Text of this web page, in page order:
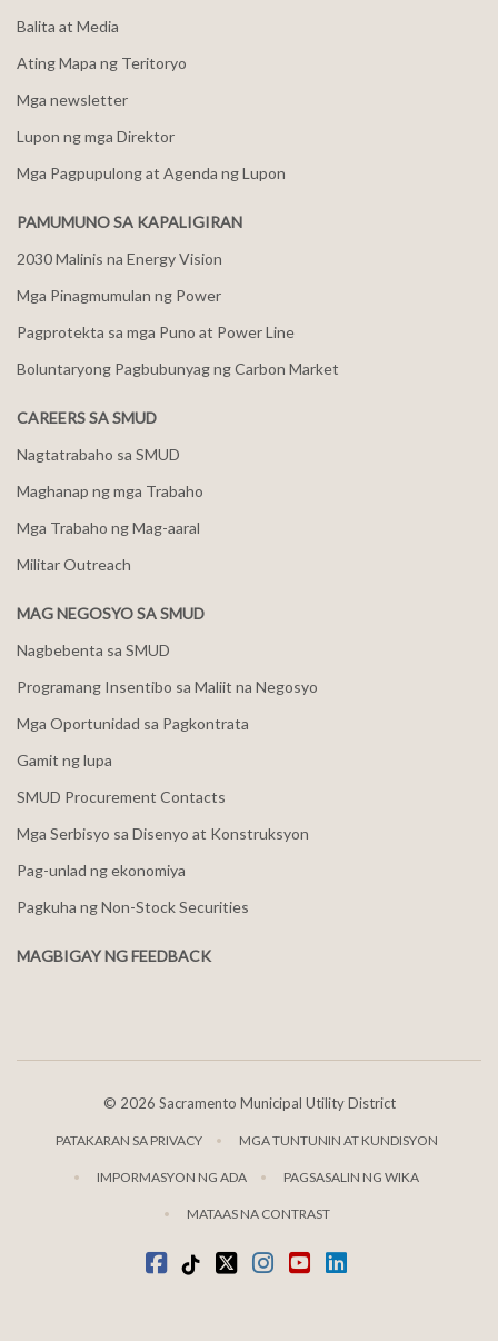
Balita at Media
Ating Mapa ng Teritoryo
Mga newsletter
Lupon ng mga Direktor
Mga Pagpupulong at Agenda ng Lupon
PAMUMUNO SA KAPALIGIRAN
2030 Malinis na Energy Vision
Mga Pinagmumulan ng Power
Pagprotekta sa mga Puno at Power Line
Boluntaryong Pagbubunyag ng Carbon Market
CAREERS SA SMUD
Nagtatrabaho sa SMUD
Maghanap ng mga Trabaho
Mga Trabaho ng Mag-aaral
Militar Outreach
MAG NEGOSYO SA SMUD
Nagbebenta sa SMUD
Programang Insentibo sa Maliit na Negosyo
Mga Oportunidad sa Pagkontrata
Gamit ng lupa
SMUD Procurement Contacts
Mga Serbisyo sa Disenyo at Konstruksyon
Pag-unlad ng ekonomiya
Pagkuha ng Non-Stock Securities
MAGBIGAY NG FEEDBACK
© 2026 Sacramento Municipal Utility District
PATAKARAN SA PRIVACY MGA TUNTUNIN AT KUNDISYON
IMPORMASYON NG ADA PAGSASALIN NG WIKA
MATAAS NA CONTRAST
Facebook
Tiktok
kabaInstagram
youtubeLinkedIn